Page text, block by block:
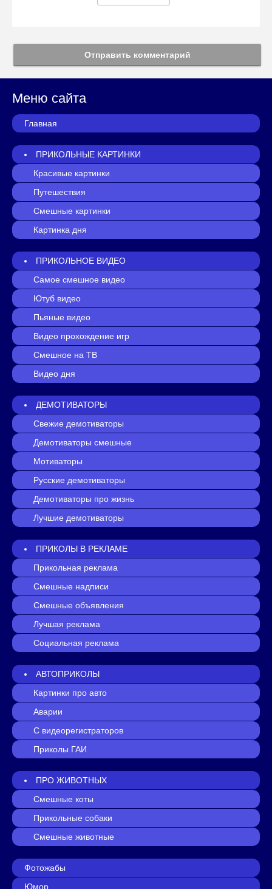
Отправить комментарий
Меню сайта
Главная
ПРИКОЛЬНЫЕ КАРТИНКИ
Красивые картинки
Путешествия
Смешные картинки
Картинка дня
ПРИКОЛЬНОЕ ВИДЕО
Самое смешное видео
Ютуб видео
Пьяные видео
Видео прохождение игр
Смешное на ТВ
Видео дня
ДЕМОТИВАТОРЫ
Свежие демотиваторы
Демотиваторы смешные
Мотиваторы
Русские демотиваторы
Демотиваторы про жизнь
Лучшие демотиваторы
ПРИКОЛЫ В РЕКЛАМЕ
Прикольная реклама
Смешные надписи
Смешные объявления
Лучшая реклама
Социальная реклама
АВТОПРИКОЛЫ
Картинки про авто
Аварии
С видеорегистраторов
Приколы ГАИ
ПРО ЖИВОТНЫХ
Смешные коты
Прикольные собаки
Смешные животные
Фотожабы
Юмор